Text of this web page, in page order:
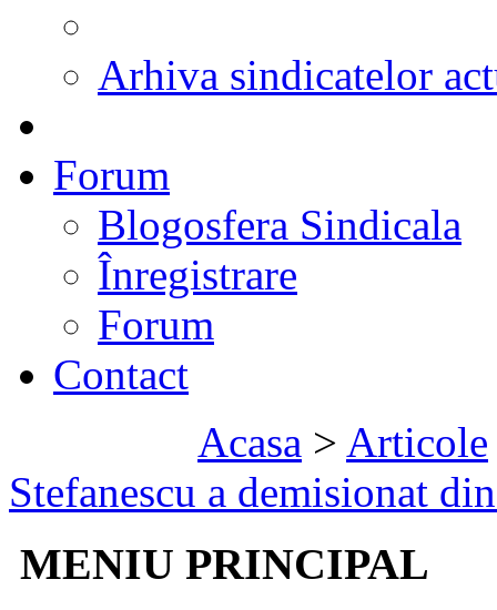
Arhiva sindicatelor
Forum
Blogosfera Sindicala
Înregistrare
Forum
Contact
Acasa > Articole
Stefanescu a demisionat
MENIU PRINCIPAL